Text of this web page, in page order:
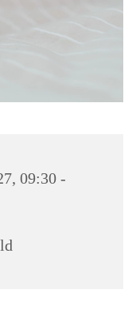
09:30 -